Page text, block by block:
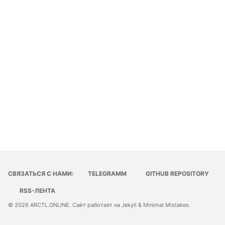
СВЯЗАТЬСЯ С НАМИ: TELEGRAMM GITHUB REPOSITORY
RSS-ЛЕНТА
© 2026 ARCTL.ONLINE. Сайт работает на Jekyll & Minimal Mistakes.